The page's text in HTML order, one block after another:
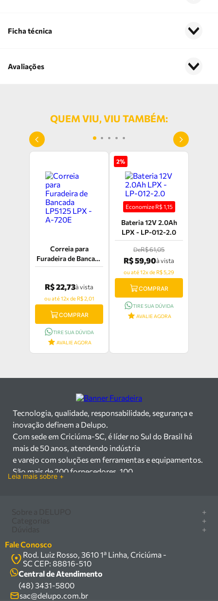
Ficha técnica
Avaliações
QUEM VIU, VIU TAMBÉM:
Correia para
Furadeira de Bancada
LP5125 LPX - A-720E
R$ 22,73à vista
ou até 12x de R$ 2,01
COMPRAR
TIRE SUA DÚVIDA
AVALIE AGORA
2%
Economize R$1,15
Bateria 12V 2.0Ah
LPX - LP-012-2.0
DeR$ 61,05
R$ 59,90à vista
ou até 12x de R$ 5,29
COMPRAR
TIRE SUA DÚVIDA
AVALIE AGORA
Tecnologia, qualidade, responsabilidade, segurança e
inovação definem a Delupo.
Com sede em Criciúma-SC, é líder no Sul do Brasil há
mais de 50 anos, atendendo indústria
e varejo com soluções em ferramentas e equipamentos.
São mais de 200 fornecedores, 100
equipamentos industriais no Sul do Brasil. Com sede em
Criciúma – SC, atendemos os
setores industrial e varejista com um amplo portfólio de
produtos à pronta entrega.
Trabalhamos com mais de 200 fornecedores parceiros e
um estoque com mais de
Leia mais sobre +
+
Marcas
Política de privacidade
Política de entrega
Termos e condições
Fale conosco
+
Serra circular
Compressor
Caixa Organizadora
Carrinho Armazém
Kits
+
Como comprar
Central de ajuda
Troca, devolução e garantia
Fale Conosco
Rod. Luiz Rosso, 3610 1ª Linha, Criciúma -
SC CEP: 88816-510
Central de Atendimento
(48) 3431-5800
sac@delupo.com.br